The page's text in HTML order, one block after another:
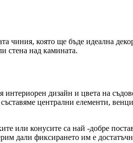
чиния, която ще бъде идеална
стена над камината.
интериорен дизайн и цвета на
централни елементи,
или конусите са най -добре
дали фиксирането им е